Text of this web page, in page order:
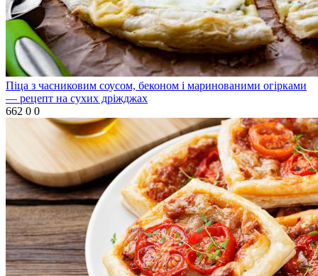
Піца з часниковим соусом, беконом і маринованими огірками
— рецепт на сухих дріжджах
662 0 0